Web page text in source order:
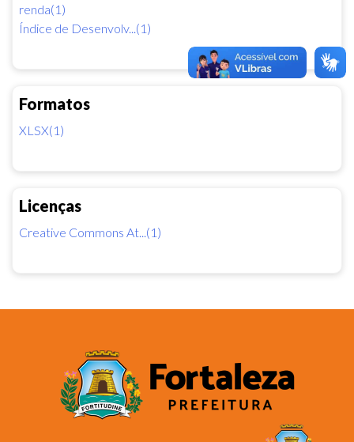
renda(1)
Índice de Desenvolv...(1)
Formatos
XLSX(1)
Licenças
Creative Commons At...(1)